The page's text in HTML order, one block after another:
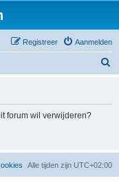
Aanmelden
Registreer
forum wil verwijderen?
Alle tijden zijn UTC+02:00